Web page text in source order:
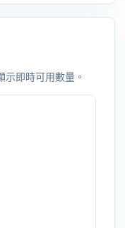
即時可用數量。